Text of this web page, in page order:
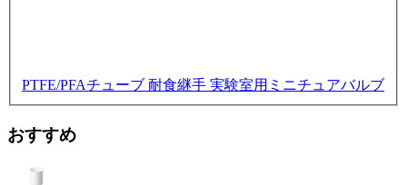
PTFE/PFAチューブ 耐食継手 実験室用ミニチュアバルブ
おすすめ